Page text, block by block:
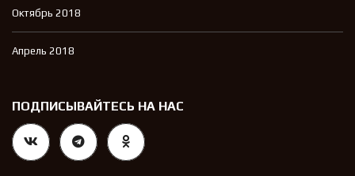
Октябрь 2018
Апрель 2018
ПОДПИСЫВАЙТЕСЬ НА НАС